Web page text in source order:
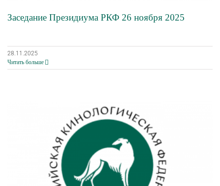
Заседание Президиума РКФ 26 ноября 2025
28.11.2025
Читать больше